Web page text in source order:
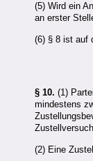
(5) Wird ein
an erster
(6) § 8 ist auf
§ 10. (1)
mindestens
(2) Eine